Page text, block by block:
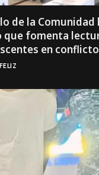
de la Comunidad
que fomenta
en